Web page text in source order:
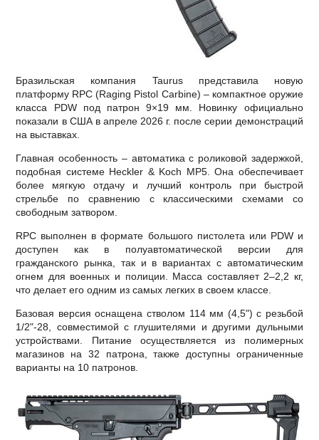
Бразильская компания Taurus представила новую
платформу RPC (Raging Pistol Carbine) – компактное оружие
класса PDW под патрон 9×19 мм. Новинку официально
показали в США в апреле 2026 г. после серии демонстраций
на выставках.
Главная особенность – автоматика с роликовой задержкой,
подобная системе Heckler & Koch MP5. Она обеспечивает
более мягкую отдачу и лучший контроль при быстрой
стрельбе по сравнению с классическими схемами со
свободным затвором.
RPC выполнен в формате большого пистолета или PDW и
доступен как в полуавтоматической версии для
гражданского рынка, так и в вариантах с автоматическим
огнем для военных и полиции. Масса составляет 2–2,2 кг,
что делает его одним из самых легких в своем классе.
Базовая версия оснащена стволом 114 мм (4,5") с резьбой
1/2"-28, совместимой с глушителями и другими дульными
устройствами. Питание осуществляется из полимерных
магазинов на 32 патрона, также доступны ограниченные
варианты на 10 патронов.